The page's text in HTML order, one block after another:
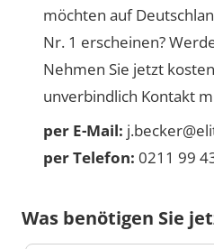
möchten auf
Nr. 1 erscheinen?
Nehmen Sie jetzt
unverbindlich Kontakt
per E-Mail:
per Telefon: 0211 99
Was benötigen Sie